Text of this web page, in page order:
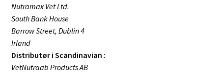
Nutramax Vet Ltd.
South Bank House
Barrow Street, Dublin 4
Irland
Distributør i Scandinavian :
VetNutraab Products AB